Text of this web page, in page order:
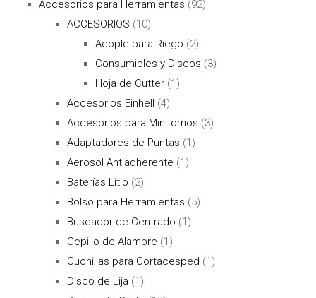
Accesorios para Herramientas (92)
ACCESORIOS (10)
Acople para Riego (2)
Consumibles y Discos (3)
Hoja de Cutter (1)
Accesorios Einhell (4)
Accesorios para Minitornos (3)
Adaptadores de Puntas (1)
Aerosol Antiadherente (1)
Baterías Litio (2)
Bolso para Herramientas (5)
Buscador de Centrado (1)
Cepillo de Alambre (1)
Cuchillas para Cortacesped (1)
Disco de Lija (1)